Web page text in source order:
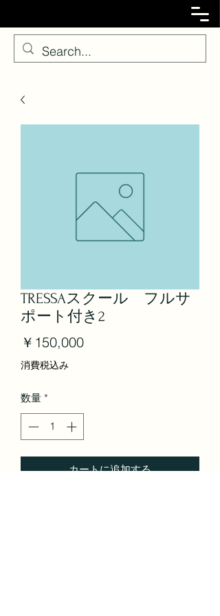
TRESSAスクール フルサ
ポート付き2
￥150,000価
消費税込み
数量 *
カートに追加する